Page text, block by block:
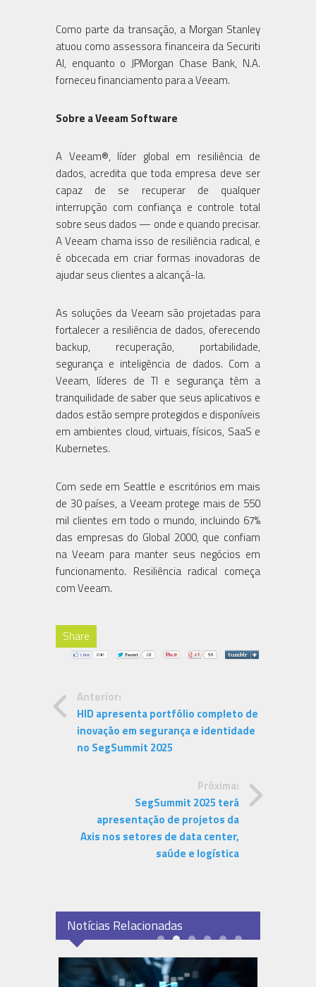
Como parte da transação, a Morgan Stanley
atuou como assessora financeira da Securiti
AI, enquanto o JPMorgan Chase Bank, N.A.
forneceu financiamento para a Veeam.
Sobre a Veeam Software
A Veeam®, líder global em resiliência de
dados, acredita que toda empresa deve ser
capaz de se recuperar de qualquer
interrupção com confiança e controle total
sobre seus dados — onde e quando precisar.
A Veeam chama isso de resiliência radical, e
é obcecada em criar formas inovadoras de
ajudar seus clientes a alcançá-la.
As soluções da Veeam são projetadas para
fortalecer a resiliência de dados, oferecendo
backup, recuperação, portabilidade,
segurança e inteligência de dados. Com a
Veeam, líderes de TI e segurança têm a
tranquilidade de saber que seus aplicativos e
dados estão sempre protegidos e disponíveis
em ambientes cloud, virtuais, físicos, SaaS e
Kubernetes.
Com sede em Seattle e escritórios em mais
de 30 países, a Veeam protege mais de 550
mil clientes em todo o mundo, incluindo 67%
das empresas do Global 2000, que confiam
na Veeam para manter seus negócios em
funcionamento. Resiliência radical começa
com Veeam.
Share
Anterior:
HID apresenta portfólio completo de
inovação em segurança e identidade
no SegSummit 2025
Próxima:
SegSummit 2025 terá
apresentação de projetos da
Axis nos setores de data center,
saúde e logística
Notícias Relacionadas